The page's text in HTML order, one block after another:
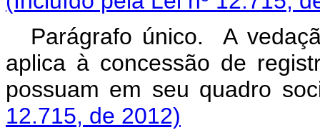
Parágrafo único. A
aplica à concessão de
possuam em seu
12.715, de 2012)